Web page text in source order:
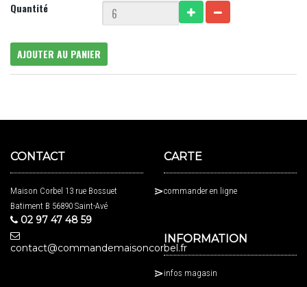
Quantité
AJOUTER AU PANIER
CONTACT
Maison Corbel 13 rue Bossuet
Batiment B 56890 Saint-Avé
02 97 47 48 59
contact@commandemaisoncorbel.fr
CARTE
commander en ligne
INFORMATION
infos magasin